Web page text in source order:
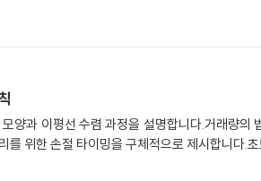
양과 이평선 수렴 과정을 설명합니다.거래량
를 위한 손절 타이밍을 구체적으로 제시합니다.